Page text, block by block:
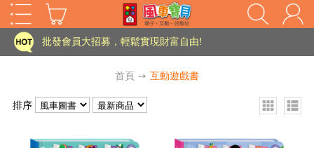
家長樂了!「風車書版集團暨FOOD超人企業總部」目前正興建中!
批發會員大招募，輕鬆實現財富自由!
老師您好!!幼教會員火熱招募中~
首頁 ➙ 互動遊戲書
排序